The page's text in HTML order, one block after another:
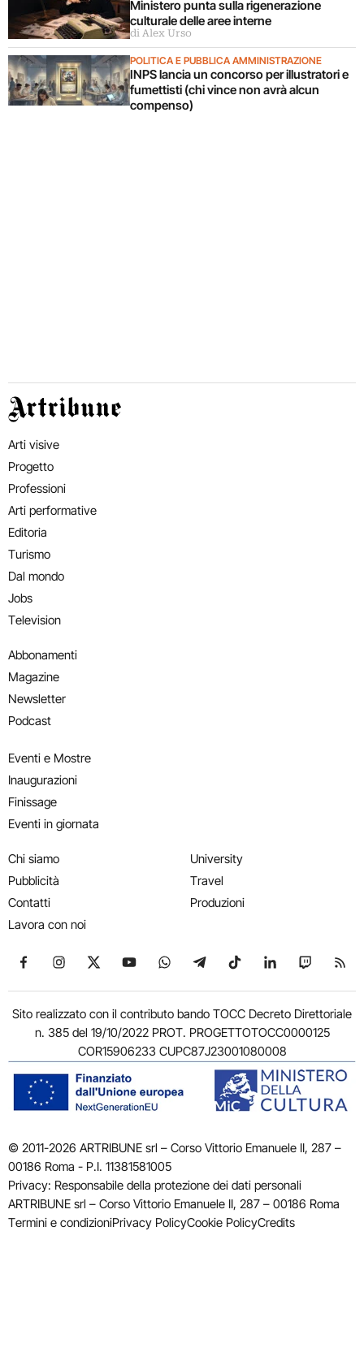
Ministero punta sulla rigenerazione
culturale delle aree interne
di Alex Urso
POLITICA E PUBBLICA AMMINISTRAZIONE
INPS lancia un concorso per illustratori e
fumettisti (chi vince non avrà alcun
compenso)
Artribune
Arti visive
Progetto
Professioni
Arti performative
Editoria
Turismo
Dal mondo
Jobs
Television
Abbonamenti
Magazine
Newsletter
Podcast
Eventi e Mostre
Inaugurazioni
Finissage
Eventi in giornata
Chi siamo
Pubblicità
Contatti
Lavora con noi
University
Travel
Produzioni
Seguici su Facebook
Seguici su Instagram
Seguici su X
Seguici su YouTube
Seguici su WhatsApp
Seguici su Telegram
Seguici su TikTok
Seguici su
Seguici
Sito realizzato con il contributo bando TOCC Decreto Direttoriale
n. 385 del 19/10/2022 PROT. PROGETTOTOCC0000125
COR15906233 CUPC87J23001080008
© 2011-2026 ARTRIBUNE srl – Corso Vittorio Emanuele II, 287 –
00186 Roma - P.I. 11381581005
Privacy: Responsabile della protezione dei dati personali
ARTRIBUNE srl – Corso Vittorio Emanuele II, 287 – 00186 Roma
Termini e condizioniPrivacy PolicyCookie PolicyCredits